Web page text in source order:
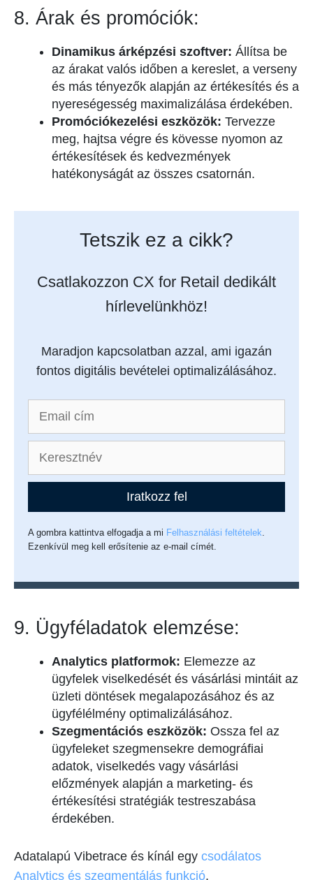
8. Árak és promóciók:
Dinamikus árképzési szoftver: Állítsa be
az árakat valós időben a kereslet, a verseny
és más tényezők alapján az értékesítés és a
nyereségesség maximalizálása érdekében.
Promóciókezelési eszközök: Tervezze
meg, hajtsa végre és kövesse nyomon az
értékesítések és kedvezmények
hatékonyságát az összes csatornán.
Tetszik ez a cikk?
Csatlakozzon CX for Retail dedikált
hírlevelünkhöz!
Maradjon kapcsolatban azzal, ami igazán
fontos digitális bevételei optimalizálásához.
Iratkozz fel
A gombra kattintva elfogadja a mi Felhasználási feltételek.
Ezenkívül meg kell erősítenie az e-mail címét.
9. Ügyféladatok elemzése:
Analytics platformok: Elemezze az
ügyfelek viselkedését és vásárlási mintáit az
üzleti döntések megalapozásához és az
ügyfélélmény optimalizálásához.
Szegmentációs eszközök: Ossza fel az
ügyfeleket szegmensekre demográfiai
adatok, viselkedés vagy vásárlási
előzmények alapján a marketing- és
értékesítési stratégiák testreszabása
érdekében.
Adatalapú Vibetrace és kínál egy csodálatos
Analytics és szegmentálás funkció.